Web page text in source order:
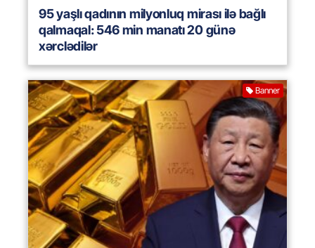
95 yaşlı qadının milyonluq mirası ilə bağlı
qalmaqal: 546 min manatı 20 günə
xərclədilər
Banner